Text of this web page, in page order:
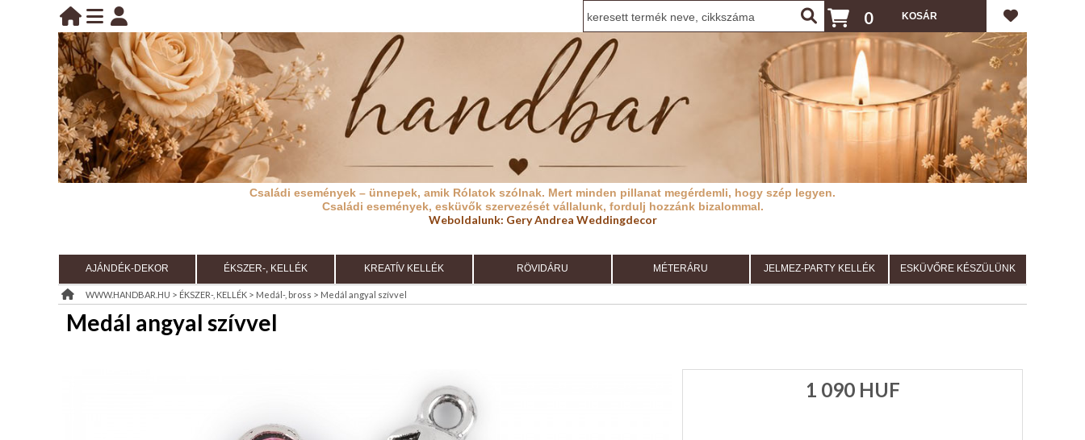
BELÉPÉS
KEZDŐLAP
TÁJÉKOZTATÓ
(ÁSZF)
KIÁRUSÍTÁS
ÉRDEKLŐDÉS,ÁRAJÁNLAT
belépés
regisztráció
információ
0
Családi események – ünnepek, amik Rólatok szólnak. Mert minden pillanat megérdemli, hogy szép legyen.
Családi események, esküvők szervezését vállalunk, fordulj hozzánk bizalommal.
Weboldalunk: Gery Andrea Weddingdecor
AJÁNDÉK-DEKOR ÉKSZER-, KELLÉK KREATÍV KELLÉK RÖVIDÁRU MÉTERÁRU JELMEZ-PARTY KELLÉK ESKÜVŐRE KÉSZÜLÜNK
WWW.HANDBAR.HU > ÉKSZER-, KELLÉK > Medál-, bross > Medál angyal szívvel
Medál angyal szívvel
1 090HUF